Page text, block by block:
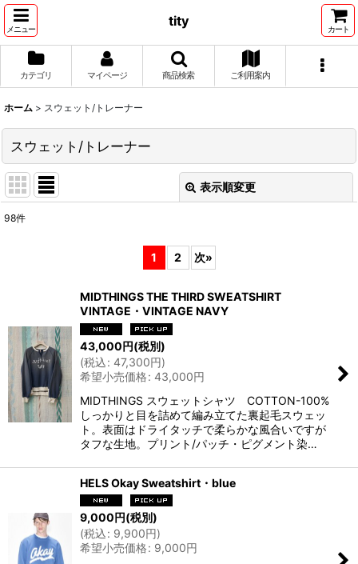
メニュー
tity
カート
カテゴリ マイページ 商品検索 ご利用案内
ホーム > スウェット/トレーナー
スウェット/トレーナー
表示順変更
絞り込む
98件
1 2 次»
MIDTHINGS THE THIRD SWEATSHIRT
VINTAGE・VINTAGE NAVY
43,000円(税別)
(税込: 47,300円)
希望小売価格: 43,000円
MIDTHINGS スウェットシャツ COTTON-100%
しっかりと目を詰めて編み立てた裏起毛スウェッ
ト。表面はドライタッチで柔らかな風合いですが
タフな生地。プリント/パッチ・ピグメント染…
HELS Okay Sweatshirt・blue
9,000円(税別)
(税込: 9,900円)
希望小売価格: 9,000円